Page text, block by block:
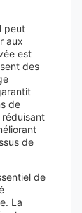
peut
aux
est
des
de
de
de
La